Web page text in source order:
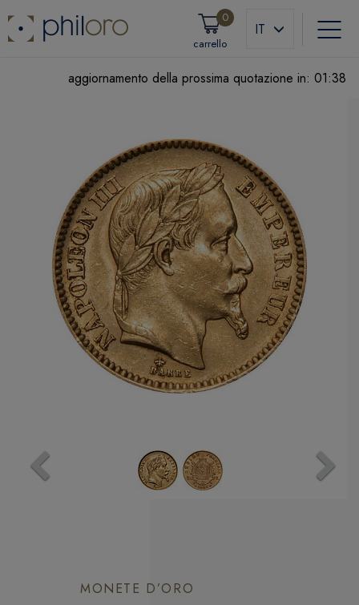
IT
carrello
0
aggiornamento della prossima quotazione in: 01:38
MONETE D’ORO